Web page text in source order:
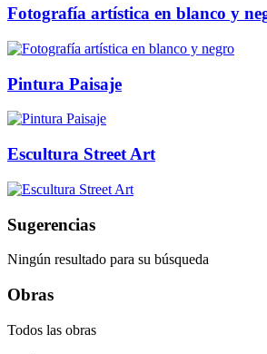
Fotografía artística en blanco y
Pintura Paisaje
Escultura Street Art
Sugerencias
Ningún resultado para su búsqueda
Obras
Todos las obras